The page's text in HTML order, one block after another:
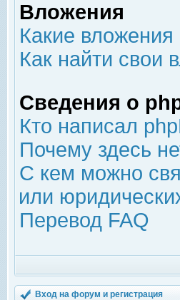
Вложения
Какие
Как найти свои
Сведения о
Кто написал
Почему здесь
С кем можно
или
Перевод FAQ
Вход на форум и регистрация